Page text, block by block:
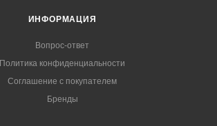
ИНФОРМАЦИЯ
Вопрос-ответ
Политика конфиденциальности
Соглашение с покупателем
Бренды